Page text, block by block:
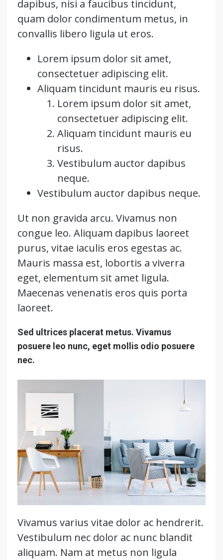
dapibus, nisi a faucibus tincidunt,
quam dolor condimentum metus, in
convallis libero ligula ut eros.
Lorem ipsum dolor sit amet,
consectetuer adipiscing elit.
Aliquam tincidunt mauris eu risus.
Lorem ipsum dolor sit amet,
consectetuer adipiscing elit.
Aliquam tincidunt mauris eu
risus.
Vestibulum auctor dapibus
neque.
Vestibulum auctor dapibus neque.
Ut non gravida arcu. Vivamus non
congue leo. Aliquam dapibus laoreet
purus, vitae iaculis eros egestas ac.
Mauris massa est, lobortis a viverra
eget, elementum sit amet ligula.
Maecenas venenatis eros quis porta
laoreet.
Sed ultrices placerat metus. Vivamus
posuere leo nunc, eget mollis odio posuere
nec.
Vivamus varius vitae dolor ac hendrerit.
Vestibulum nec dolor ac nunc blandit
aliquam. Nam at metus non ligula